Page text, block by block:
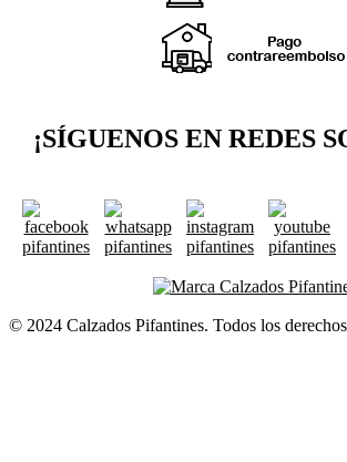
¡SÍGUENOS EN REDES
© 2024 Calzados Pifantines. Todos los